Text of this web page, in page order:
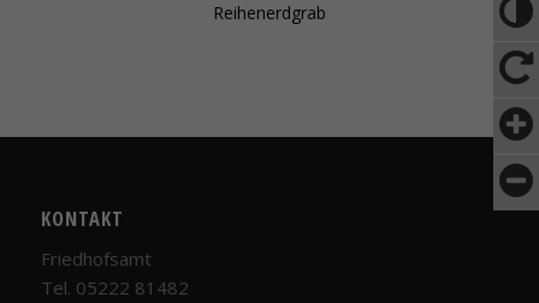
Reihenerdgrab
KONTAKT
Friedhofsamt
Tel. 05222 81482